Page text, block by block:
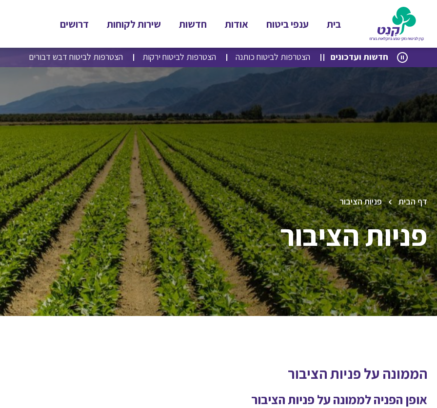
לתוכן
לניווט
בית ענפי ביטוח אודות חדשות שירות לקוחות דרושים
חדשות ועדכונים הצטרפות לביטוח כותנה הצטרפות לביטוח ירקות הצטרפות לביטוח דבש דבורים
דף הבית פניות הציבור
פניות הציבור
הממונה על פניות הציבור
אופן הפניה לממונה על פניות הציבור